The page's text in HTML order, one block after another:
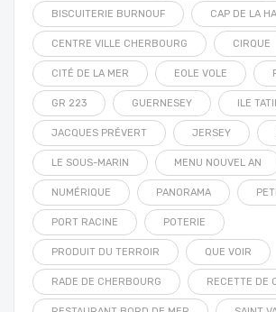
BISCUITERIE BURNOUF CAP DE LA
CENTRE VILLE CHERBOURG CIRQUE
CITÉ DE LA MER EOLE VOLE
GR 223 GUERNESEY ILE
JACQUES PRÉVERT JERSEY
LE SOUS-MARIN MENU NOUVEL AN
NUMÉRIQUE PANORAMA
PORT RACINE POTERIE
PRODUIT DU TERROIR QUE VOIR
RADE DE CHERBOURG RECETTE DE